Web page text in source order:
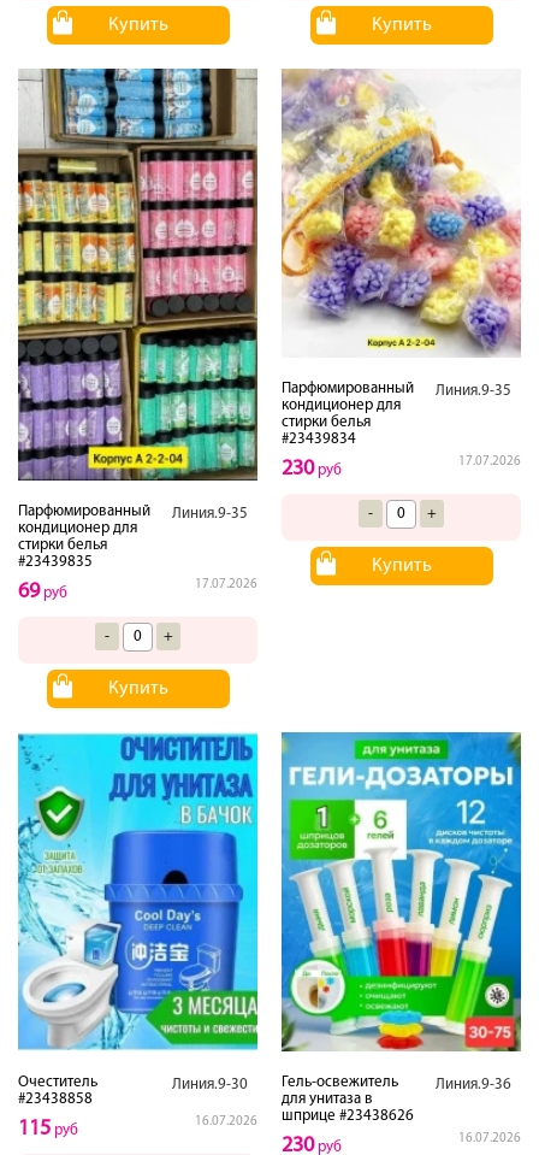
Купить Купить
Парфюмированный
кондиционер для
стирки белья
#23439835
Линия.9-35
17.07.2026
69руб
- +
Купить
Парфюмированный
кондиционер для
стирки белья
#23439834
Линия.9-35
17.07.2026
230руб
- +
Купить
Очеститель
#23438858
Линия.9-30
16.07.2026
115 руб
Гель-освежитель
для унитаза в
шприце #23438626
Линия.9-36
16.07.2026
230руб